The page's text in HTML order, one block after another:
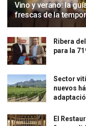
Vino y verano: la
frescas de la
Ribera
para la
Sector
nuevos
El